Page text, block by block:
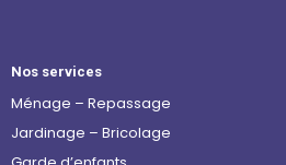
Nos services
Ménage – Repassage
Jardinage – Bricolage